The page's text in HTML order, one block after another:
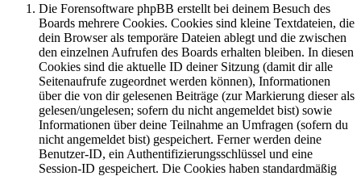
Die Forensoftware phpBB erstellt bei deinem Besuch des
Boards mehrere Cookies. Cookies sind kleine Textdateien, die
dein Browser als temporäre Dateien ablegt und die zwischen
den einzelnen Aufrufen des Boards erhalten bleiben. In diesen
Cookies sind die aktuelle ID deiner Sitzung (damit dir alle
Seitenaufrufe zugeordnet werden können), Informationen
über die von dir gelesenen Beiträge (zur Markierung dieser als
gelesen/ungelesen; sofern du nicht angemeldet bist) sowie
Informationen über deine Teilnahme an Umfragen (sofern du
nicht angemeldet bist) gespeichert. Ferner werden deine
Benutzer-ID, ein Authentifizierungsschlüssel und eine
Session-ID gespeichert. Die Cookies haben standardmäßig